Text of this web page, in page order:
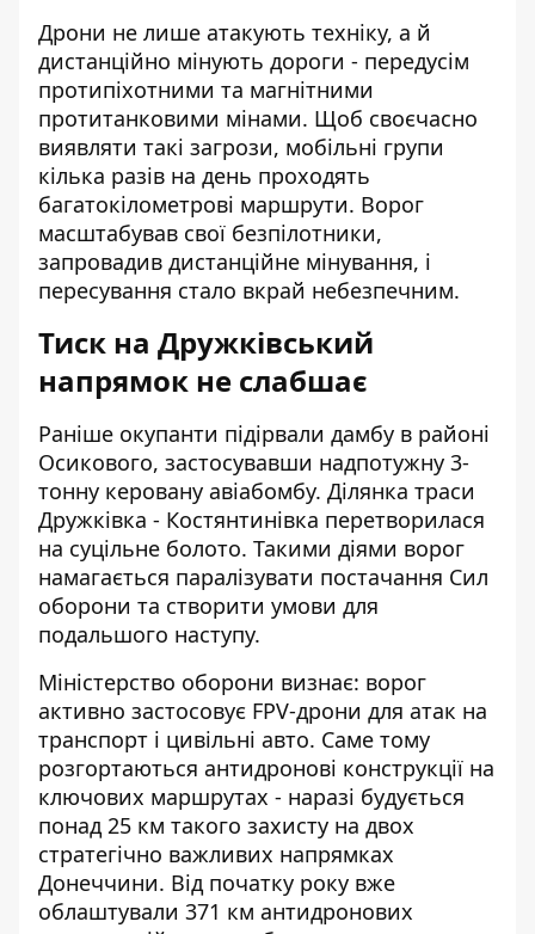
Дрони не лише атакують техніку, а й
дистанційно мінують дороги - передусім
протипіхотними та магнітними
протитанковими мінами. Щоб своєчасно
виявляти такі загрози, мобільні групи
кілька разів на день проходять
багатокілометрові маршрути. Ворог
масштабував свої безпілотники,
запровадив дистанційне мінування, і
пересування стало вкрай небезпечним.
Тиск на Дружківський
напрямок не слабшає
Раніше окупанти підірвали дамбу в районі
Осикового, застосувавши надпотужну 3-
тонну керовану авіабомбу. Ділянка траси
Дружківка - Костянтинівка перетворилася
на суцільне болото. Такими діями ворог
намагається паралізувати постачання Сил
оборони та створити умови для
подальшого наступу.
Міністерство оборони визнає: ворог
активно застосовує FPV-дрони для атак на
транспорт і цивільні авто. Саме тому
розгортаються антидронові конструкції на
ключових маршрутах - наразі будується
понад 25 км такого захисту на двох
стратегічно важливих напрямках
Донеччини. Від початку року вже
облаштували 371 км антидронових